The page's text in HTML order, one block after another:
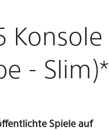
Konsole
- Slim)*
Spiele auf